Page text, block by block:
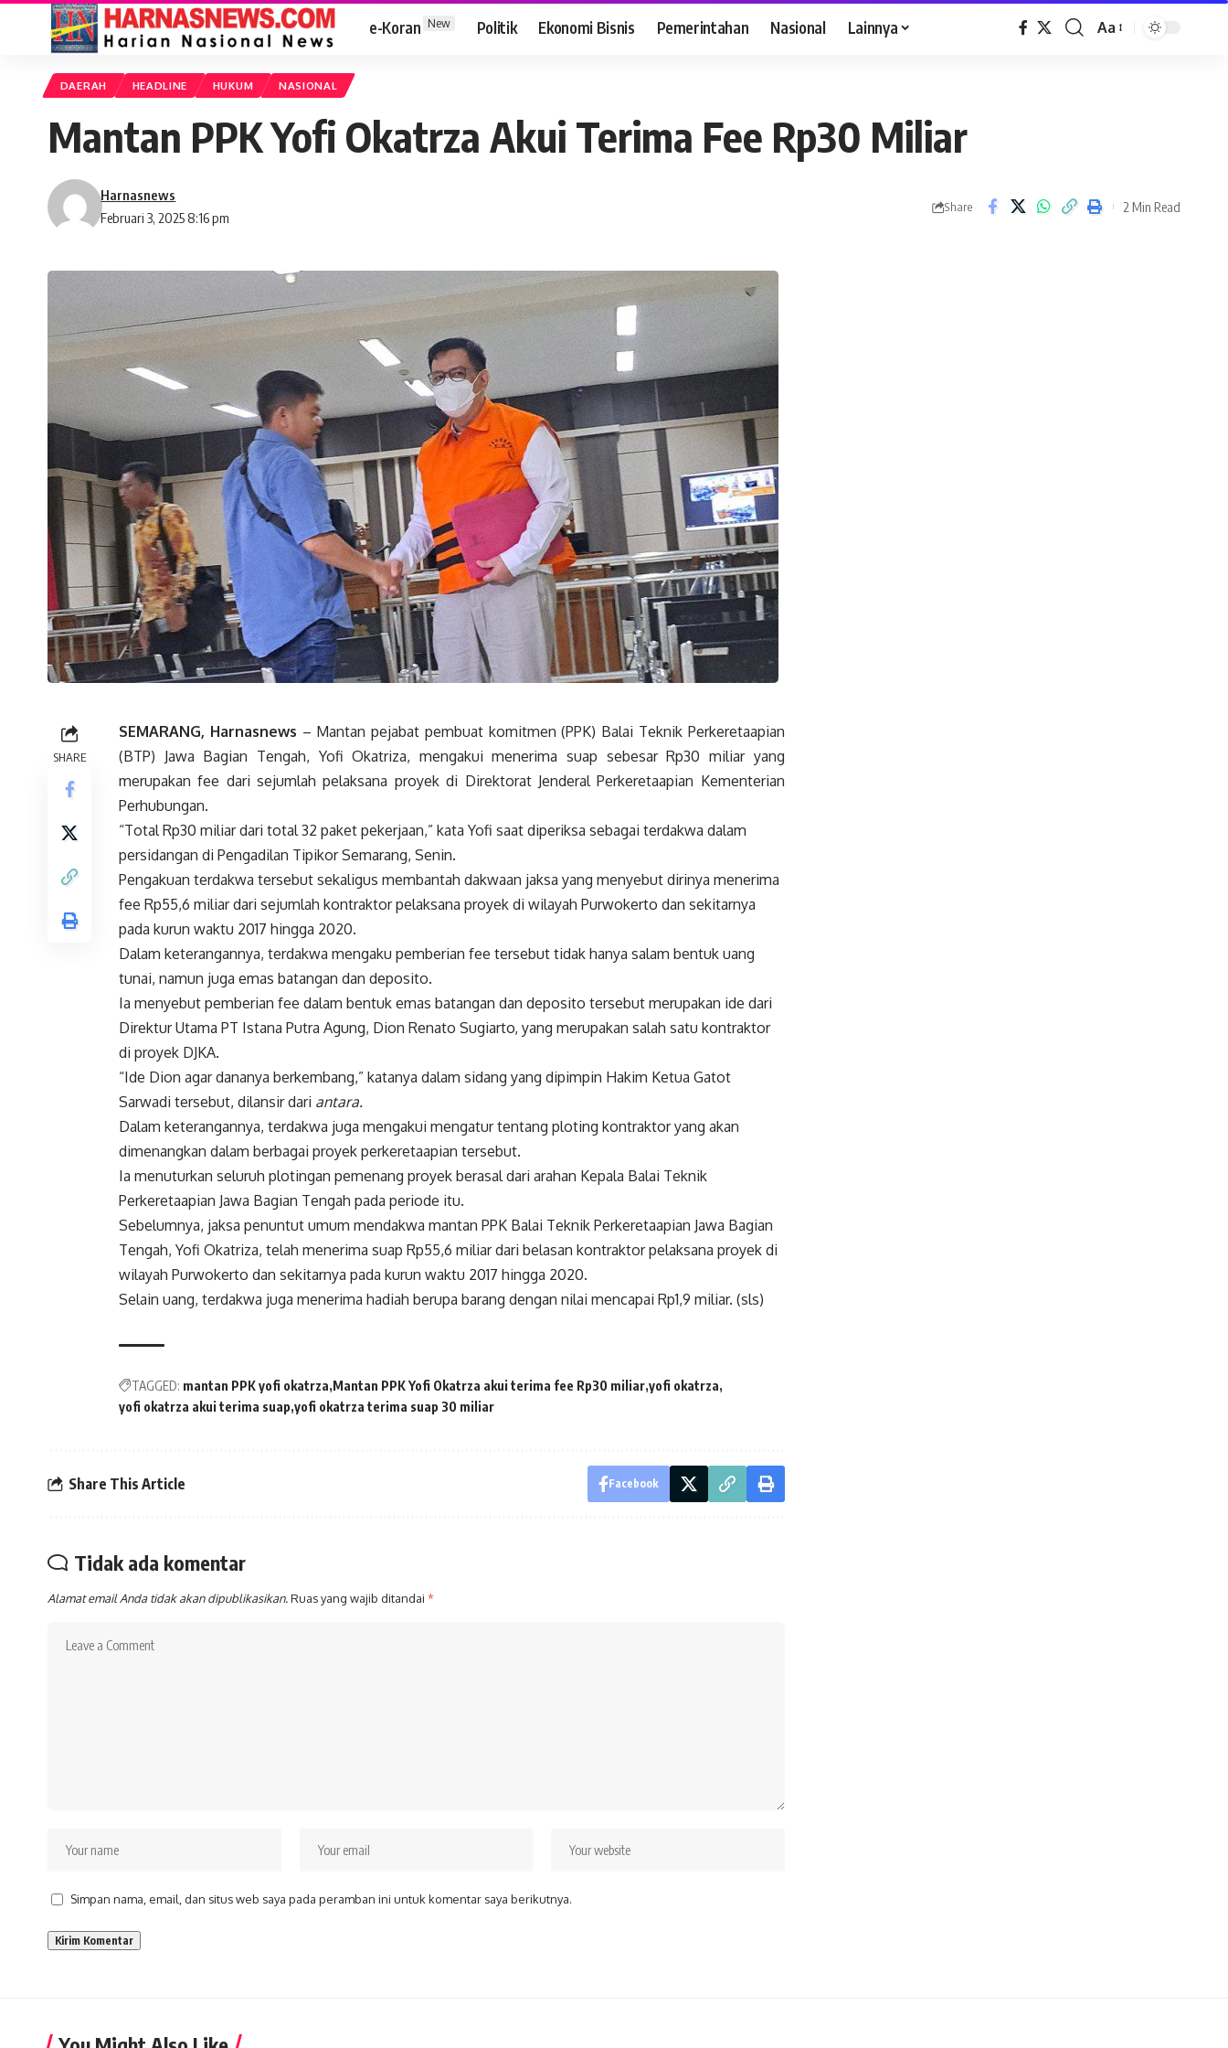
e-Koran New Politik Ekonomi Bisnis Pemerintahan Nasional Lainnya Aa
DAERAH HEADLINE HUKUM NASIONAL
Mantan PPK Yofi Okatrza Akui Terima Fee Rp30 Miliar
Februari 3, 2025 8:16 pm
Harnasnews
Share 2 Min Read
SHARE
SEMARANG, Harnasnews – Mantan pejabat pembuat komitmen (PPK) Balai Teknik Perkeretaapian
(BTP) Jawa Bagian Tengah, Yofi Okatriza, mengakui menerima suap sebesar Rp30 miliar yang
merupakan fee dari sejumlah pelaksana proyek di Direktorat Jenderal Perkeretaapian Kementerian
Perhubungan.
“Total Rp30 miliar dari total 32 paket pekerjaan,” kata Yofi saat diperiksa sebagai terdakwa dalam
persidangan di Pengadilan Tipikor Semarang, Senin.
Pengakuan terdakwa tersebut sekaligus membantah dakwaan jaksa yang menyebut dirinya menerima
fee Rp55,6 miliar dari sejumlah kontraktor pelaksana proyek di wilayah Purwokerto dan sekitarnya
pada kurun waktu 2017 hingga 2020.
Dalam keterangannya, terdakwa mengaku pemberian fee tersebut tidak hanya salam bentuk uang
tunai, namun juga emas batangan dan deposito.
Ia menyebut pemberian fee dalam bentuk emas batangan dan deposito tersebut merupakan ide dari
Direktur Utama PT Istana Putra Agung, Dion Renato Sugiarto, yang merupakan salah satu kontraktor
di proyek DJKA.
“Ide Dion agar dananya berkembang,” katanya dalam sidang yang dipimpin Hakim Ketua Gatot
Sarwadi tersebut, dilansir dari antara.
Dalam keterangannya, terdakwa juga mengakui mengatur tentang ploting kontraktor yang akan
dimenangkan dalam berbagai proyek perkeretaapian tersebut.
Ia menuturkan seluruh plotingan pemenang proyek berasal dari arahan Kepala Balai Teknik
Perkeretaapian Jawa Bagian Tengah pada periode itu.
Sebelumnya, jaksa penuntut umum mendakwa mantan PPK Balai Teknik Perkeretaapian Jawa Bagian
Tengah, Yofi Okatriza, telah menerima suap Rp55,6 miliar dari belasan kontraktor pelaksana proyek di
wilayah Purwokerto dan sekitarnya pada kurun waktu 2017 hingga 2020.
Selain uang, terdakwa juga menerima hadiah berupa barang dengan nilai mencapai Rp1,9 miliar. (sls)
TAGGED: mantan PPK yofi okatrza Mantan PPK Yofi Okatrza akui terima fee Rp30 miliar yofi okatrza
yofi okatrza akui terima suap yofi okatrza terima suap 30 miliar
Share This Article Facebook
Tidak ada komentar
Alamat email Anda tidak akan dipublikasikan.Ruas yang wajib ditandai *
Simpan nama, email, dan situs web saya pada peramban ini untuk komentar saya berikutnya.